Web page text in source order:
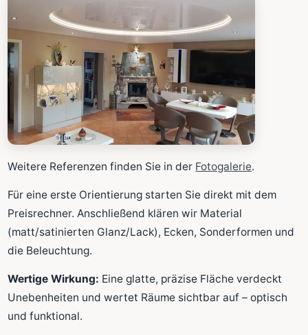
Weitere Referenzen finden Sie in der Fotogalerie.
Für eine erste Orientierung starten Sie direkt mit dem
Preisrechner. Anschließend klären wir Material
(matt/satinierten Glanz/Lack), Ecken, Sonderformen und
die Beleuchtung.
Wertige Wirkung: Eine glatte, präzise Fläche verdeckt
Unebenheiten und wertet Räume sichtbar auf – optisch
und funktional.